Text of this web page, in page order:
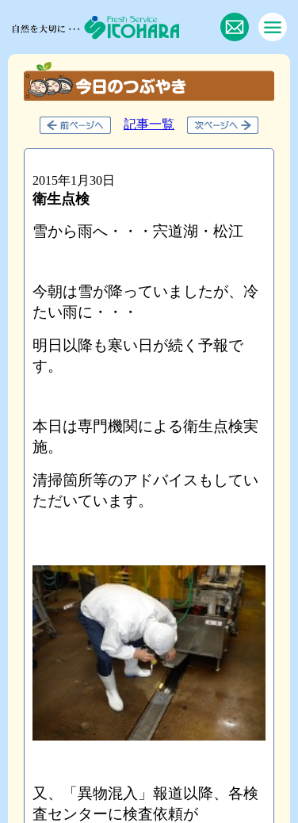
記事一覧
2015年1月30日
衛生点検
雪から雨へ・・・宍道湖・松江
今朝は雪が降っていましたが、冷
たい雨に・・・
明日以降も寒い日が続く予報で
す。
本日は専門機関による衛生点検実
施。
清掃箇所等のアドバイスもしてい
ただいています。
又、「異物混入」報道以降、各検
査センターに検査依頼が